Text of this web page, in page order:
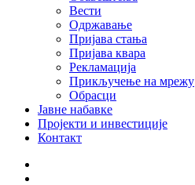
Вести
Одржавање
Пријава стања
Пријава квара
Рекламација
Прикључење на мрежу
Обрасци
Јавне набавке
Пројекти и инвестиције
Контакт